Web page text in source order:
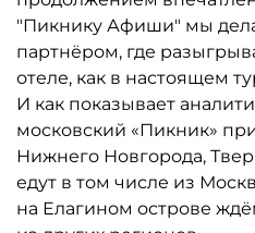
"Пикнику Афиши" мы
партнёром, где
отеле, как в настоящем
И как показывает
московский «Пикник»
Нижнего Новгорода,
едут в том числе из
на Елагином острове